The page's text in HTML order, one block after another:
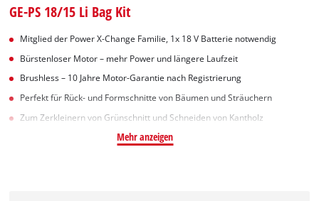
GE-PS 18/15 Li Bag Kit
Mitglied der Power X-Change Familie, 1x 18 V Batterie notwendig
Bürstenloser Motor – mehr Power und längere Laufzeit
Brushless – 10 Jahre Motor-Garantie nach Registrierung
Perfekt für Rück- und Formschnitte von Bäumen und Sträuchern
Zum Zerkleinern von Grünschnitt und Schneiden von Kantholz
Mehr anzeigen